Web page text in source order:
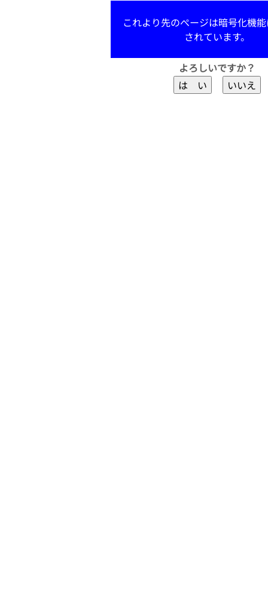
これより先のぺージは暗号化機
されています。
よろしいですか？